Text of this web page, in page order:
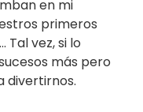
en mi
primeros
Tal vez, si lo
más pero
divertirnos.